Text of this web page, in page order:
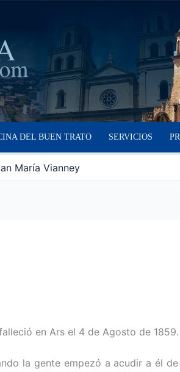
DEL BUEN TRATO SERVICIOS
María Vianney
en Ars el 4 de Agosto de 1859.
la gente empezó a acudir a él